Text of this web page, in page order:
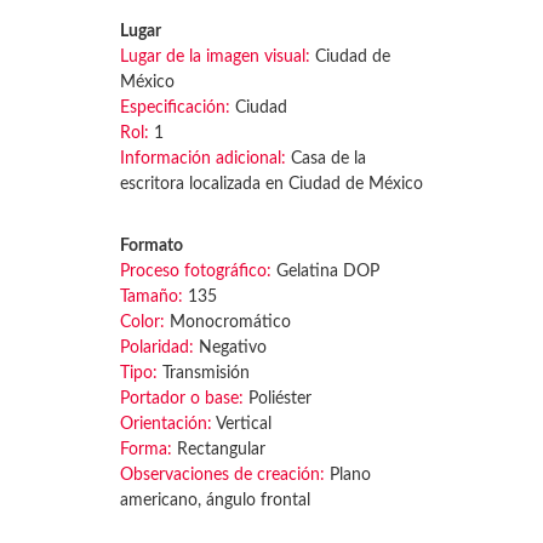
Lugar
Lugar de la imagen visual: Ciudad de
México
Especificación: Ciudad
Rol: 1
Información adicional: Casa de la
escritora localizada en Ciudad de México
Formato
Proceso fotográfico: Gelatina DOP
Tamaño: 135
Color: Monocromático
Polaridad: Negativo
Tipo: Transmisión
Portador o base: Poliéster
Orientación: Vertical
Forma: Rectangular
Observaciones de creación: Plano
americano, ángulo frontal